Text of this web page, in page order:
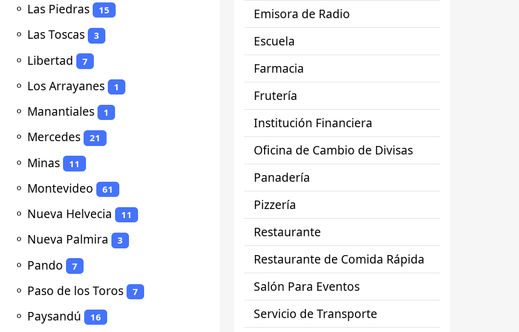
⚬ Las Piedras 15
⚬ Las Toscas 3
⚬ Libertad 7
⚬ Los Arrayanes 1
⚬ Manantiales 1
⚬ Mercedes 21
⚬ Minas 11
⚬ Montevideo 61
⚬ Nueva Helvecia 11
⚬ Nueva Palmira 3
⚬ Pando 7
⚬ Paso de los Toros 7
⚬ Paysandú 16
Emisora de Radio
Escuela
Farmacia
Frutería
Institución Financiera
Oficina de Cambio de Divisas
Panadería
Pizzería
Restaurante
Restaurante de Comida Rápida
Salón Para Eventos
Servicio de Transporte